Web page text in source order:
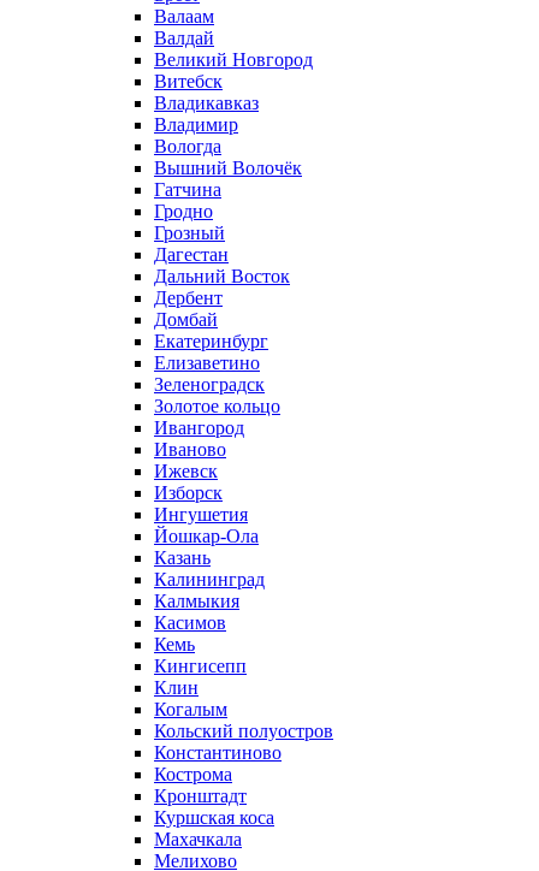
Валаам
Валдай
Великий Новгород
Витебск
Владикавказ
Владимир
Вологда
Вышний Волочёк
Гатчина
Гродно
Грозный
Дагестан
Дальний Восток
Дербент
Домбай
Екатеринбург
Елизаветино
Зеленоградск
Золотое кольцо
Ивангород
Иваново
Ижевск
Изборск
Ингушетия
Йошкар-Ола
Казань
Калининград
Калмыкия
Касимов
Кемь
Кингисепп
Клин
Когалым
Кольский полуостров
Константиново
Кострома
Кронштадт
Куршская коса
Махачкала
Мелихово